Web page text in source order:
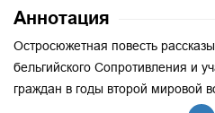
Аннотация
Остросюжетная повесть
бельгийского Сопротивления и
граждан в годы второй мировой